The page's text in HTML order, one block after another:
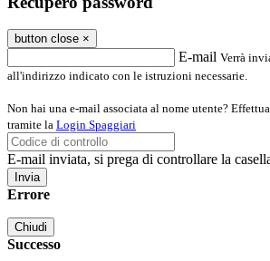
button close ×
E-mail Verrà
all'indirizzo indicato con le istruzioni necessarie.
Non hai una e-mail associata al nome utente?
tramite la Login Spaggiari
E-mail inviata, si prega di controllare la
Errore
Chiudi
Successo